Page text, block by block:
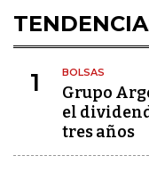
1 BOLSAS
Grupo
el
tres años